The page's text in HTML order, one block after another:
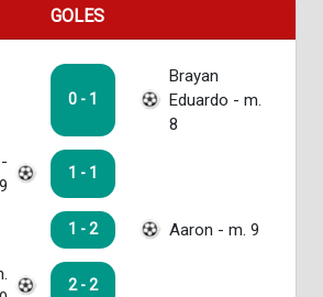
GOLES
0 - 1
Brayan
Eduardo - m.
8
1 - 1
1 - 2 Aaron - m. 9
2 - 2